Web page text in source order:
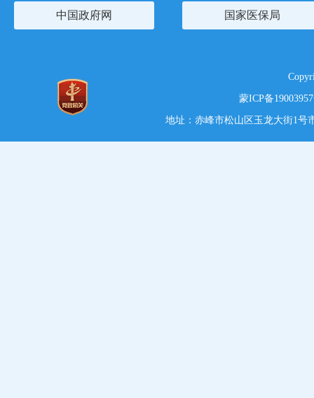
中国政府网 国家医保局
蒙ICP备
地址：赤峰市松山区玉龙大街1号